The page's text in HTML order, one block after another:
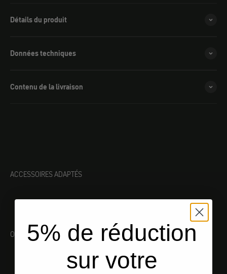
Détails du produit
Données techniques
Contenu de la livraison
ACCESSOIRES ADAPTÉS
OUTILLAGE ADAPTÉ
5% de réduction
sur votre